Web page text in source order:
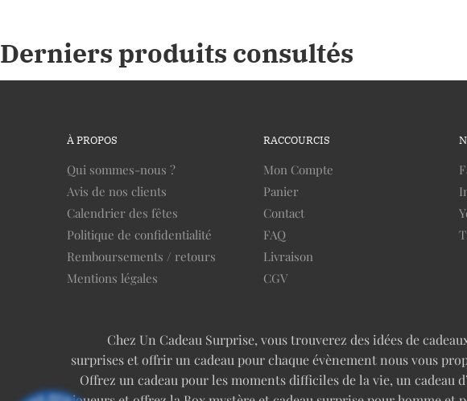
Derniers produits consultés
À PROPOS
Qui sommes-nous ?
Avis de nos clients
Calendrier des fêtes
Politique de confidentialité
Remboursements / retours
Mentions légales
RACCOURCIS
Mon Compte
Panier
Contact
FAQ
Livraison
CGV
Chez Un Cadeau Surprise, vous trouverez des idées de
surprises et offrir un cadeau pour chaque évènement nous vous
Offrez un cadeau pour les moments difficiles de la vie, un cadeau